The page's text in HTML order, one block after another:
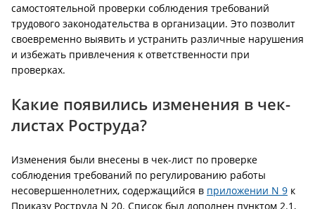
самостоятельной проверки соблюдения требований
трудового законодательства в организации. Это позволит
своевременно выявить и устранить различные нарушения
и избежать привлечения к ответственности при
проверках.
Какие появились изменения в чек-
листах Роструда?
Изменения были внесены в чек-лист по проверке
соблюдения требований по регулированию работы
несовершеннолетних, содержащийся в приложении N 9 к
Приказу Роструда N 20. Список был дополнен пунктом 2.1,